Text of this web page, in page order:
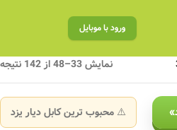
ورود با موبایل
نمایش 33–48 از 142 نتیجه
⚠️ محبوب ترین کابل دیار یزد